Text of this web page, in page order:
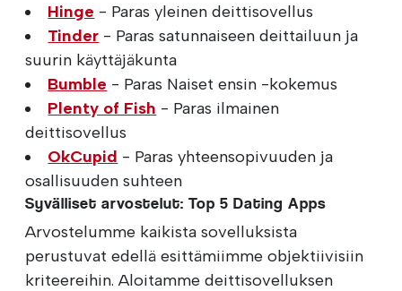
Hinge - Paras yleinen deittisovellus
Tinder - Paras satunnaiseen deittailuun ja
suurin käyttäjäkunta
Bumble - Paras Naiset ensin -kokemus
Plenty of Fish - Paras ilmainen
deittisovellus
OkCupid - Paras yhteensopivuuden ja
osallisuuden suhteen
Syvälliset arvostelut: Top 5 Dating Apps
Arvostelumme kaikista sovelluksista
perustuvat edellä esittämiimme objektiivisiin
kriteereihin. Aloitamme deittisovelluksen